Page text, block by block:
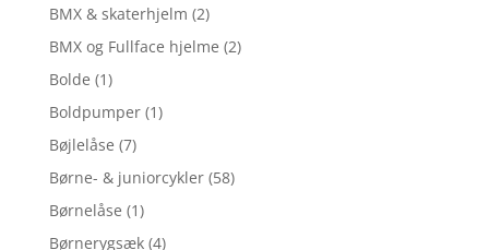
BMX & skaterhjelm (2)
BMX og Fullface hjelme (2)
Bolde (1)
Boldpumper (1)
Bøjlelåse (7)
Børne- & juniorcykler (58)
Børnelåse (1)
Børnerygsæk (4)